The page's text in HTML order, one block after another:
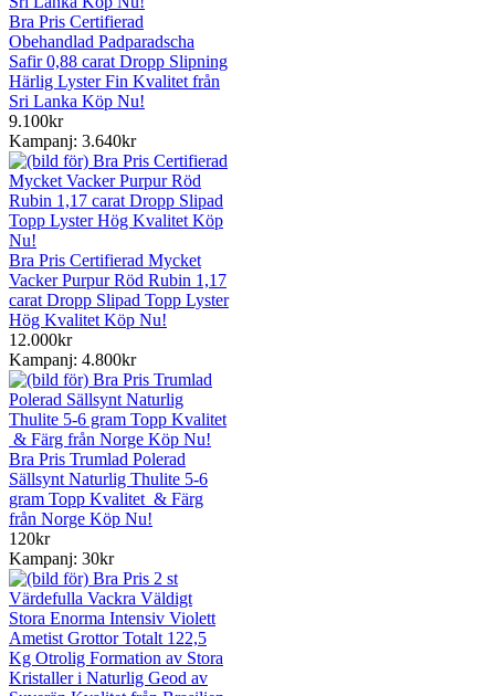
Bra Pris Certifierad
Obehandlad Padparadscha
Safir 0,88 carat Dropp Slipning
Härlig Lyster Fin Kvalitet från
Sri Lanka Köp Nu!
9.100kr
Kampanj: 3.640kr
Bra Pris Certifierad Mycket
Vacker Purpur Röd Rubin 1,17
carat Dropp Slipad Topp Lyster
Hög Kvalitet Köp Nu!
12.000kr
Kampanj: 4.800kr
Bra Pris Trumlad Polerad
Sällsynt Naturlig Thulite 5-6
gram Topp Kvalitet & Färg
från Norge Köp Nu!
120kr
Kampanj: 30kr